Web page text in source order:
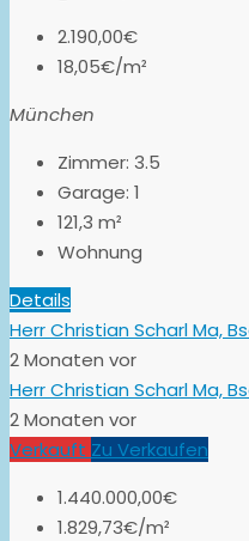
2.190,00€
18,05€/m²
München
Zimmer: 3.5
Garage: 1
121,3 m²
Wohnung
Details
Herr Christian Scharl Ma,
2 Monaten vor
Herr Christian Scharl Ma,
2 Monaten vor
Verkauft Zu Verkaufen
1.440.000,00€
1.829,73€/m²